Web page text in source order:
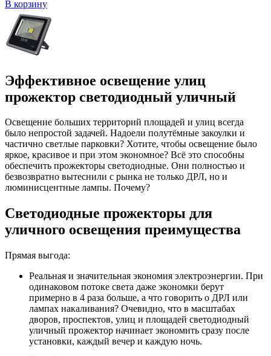
В корзину
Эффективное освещение улиц
прожектор светодиодный уличный
Освещение больших территорий площадей и улиц всегда
было непростой задачей. Надоели полутёмные закоулки и
частично светлые парковки? Хотите, чтобы освещение было
яркое, красивое и при этом экономное? Всё это способны
обеспечить прожекторы светодиодные. Они полностью и
безвозвратно вытеснили с рынка не только ДРЛ, но и
люминисцентные лампы. Почему?
Светодиодные прожекторы для
уличного освещения преимущества
Прямая выгода:
Реальная и значительная экономия электроэнергии. При
одинаковом потоке света даже экономки берут
примерно в 4 раза больше, а что говорить о ДРЛ или
лампах накаливания? Очевидно, что в масштабах
дворов, проспектов, улиц и площадей светодиодный
уличный прожектор начинает экономить сразу после
установки, каждый вечер и каждую ночь.